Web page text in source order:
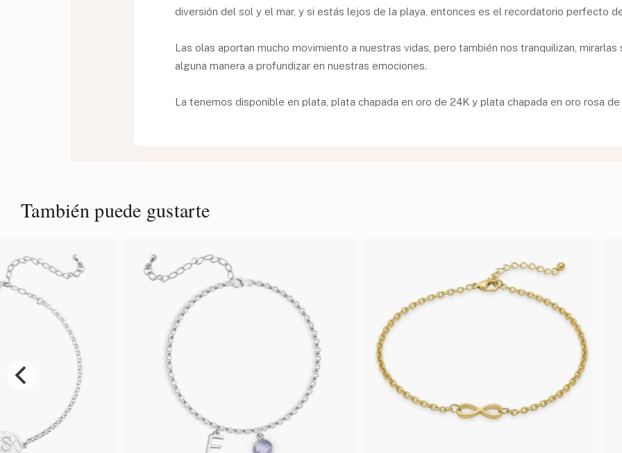
diversión del sol y el mar, y si estás lejos de la playa, entonces es el recordatorio perfecto
Las olas aportan mucho movimiento a nuestras vidas, pero también nos tranquilizan,
alguna manera a profundizar en nuestras emociones.
La tenemos disponible en plata, plata chapada en oro de 24K y plata chapada en oro rosa de
También puede gustarte